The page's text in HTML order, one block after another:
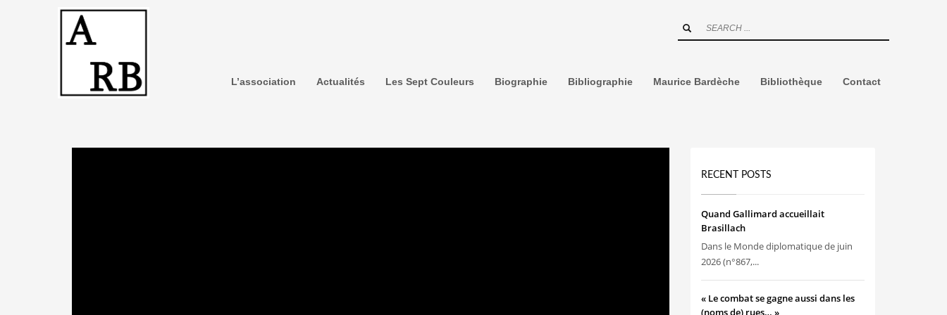
L’association Actualités Les Sept Couleurs Biographie Bibliographie Maurice Bardèche Bibliothèque Contact
RECENT POSTS
Quand Gallimard accueillait
Brasillach
Dans le Monde diplomatique de juin
2026 (n°867,...
« Le combat se gagne aussi dans les
(noms de) rues… »